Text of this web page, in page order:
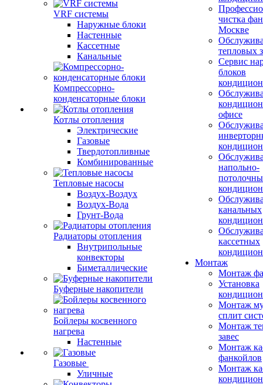
VRF системы
Наружные блоки
Настенные
Кассетные
Канальные
Компрессорно-
конденсаторные блоки
Котлы отопления
Электрические
Газовые
Твердотопливные
Комбинированные
Тепловые насосы
Воздух-Воздух
Воздух-Вода
Грунт-Вода
Радиаторы отопления
Внутрипольные
конвекторы
Биметаллические
Буферные накопители
Бойлеры косвенного
нагрева
Настенные
Газовые
Уличные
чистка
Москве
тепловых
Сервис
блоков
офисе
напольно-
канальных
кассетных
Монтаж
Монтаж
Установка
Монтаж
сплит
Монтаж
завес
Монтаж
фанкойлов
Монтаж